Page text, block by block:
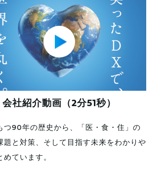
会社紹介動画（2分51秒）
つ90年の歴史から、「医・食・住」の
題と対策、そして目指す未来をわかりや
めています。